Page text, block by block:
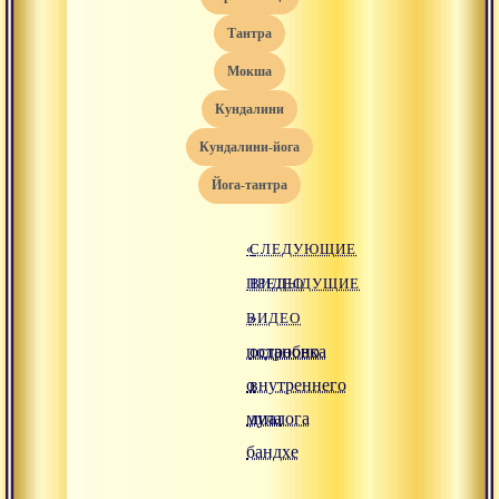
тантра
мокша
кундалини
кундалини-йога
йога-тантра
«
ПРЕДЫДУЩИЕ
ВИДЕО
подробно
о
мула
бандхе
СЛЕДУЮЩИЕ
ВИДЕО
»
остановка
внутреннего
диалога